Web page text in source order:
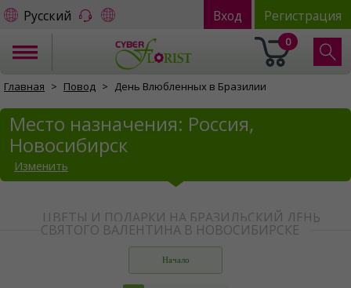
Русский Вход Регистрация
0
Главная Повод День Влюбленных в Бразилии
Место назначения: Россия,
Новосибирск
Изменить
ЦВЕТЫ И ПОДАРКИ НА БРАЗИЛЬСКИЙ ДЕНЬ
СВЯТОГО ВАЛЕНТИНА В НОВОСИБИРСКЕ
Начало